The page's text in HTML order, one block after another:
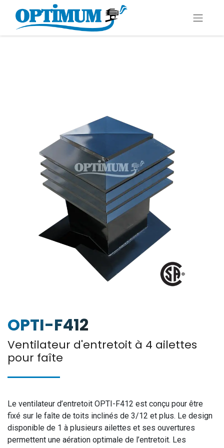
OPTI-F412
Ventilateur d'entretoit à 4 ailettes
pour faîte
Le ventilateur d’entretoit OPTI-F412 est conçu pour être
fixé sur le faîte de toits inclinés de 3/12 et plus. Le design
disponible de 1 à plusieurs ailettes et ses ouvertures
permettent une aération optimale de l’entretoit. Les